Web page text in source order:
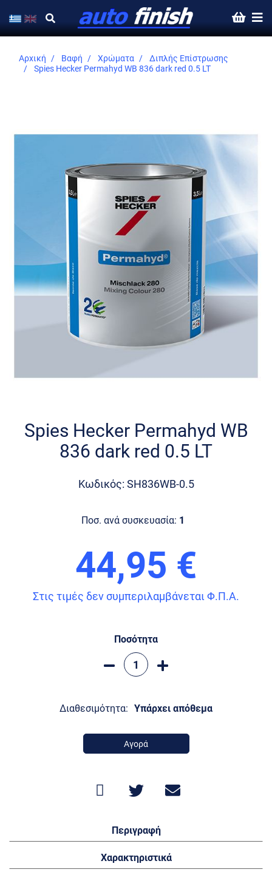
Αρχική Βαφή Χρώματα
Διπλής Επίστρωσης
Spies Hecker Permahyd WB 836 dark red 0.5 LT
Skip
beginning
Spies Hecker Permahyd WB
836 dark red 0.5 LT
Κωδικός: SH836WB-0.5
Ποσ. ανά συσκευασία: 1
44,95 €
Στις τιμές δεν συμπεριλαμβάνεται Φ.Π.Α.
Ποσότητα
Διαθεσιμότητα: Υπάρχει απόθεμα
Αγορά
Περιγραφή
Χαρακτηριστικά